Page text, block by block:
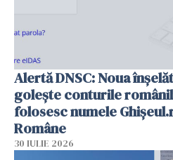
Alertă DNSC: Noua
golește conturile
folosesc numele
Române
30 IULIE 2026